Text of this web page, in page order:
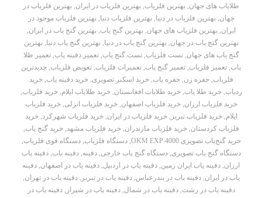
طلایاب های جهان, بهترین فلزیاب, بهترین فلزیاب در ایران, بهترین فلزیاب در
جهان,بهترین فلزیاب در دنیا,بهترین فلزیاب دنیا,بهترین فلزیاب موجود در
ایران,بهترین فلزیاب های جهان,بهترین گنج یاب,بهترین گنج یاب در ایران,
بهترین گنج یاب در جهان,بهترین گنج یاب در دنیا,بهترین گنج یاب دنیا,بهترین
گنج یاب های جهان,تست فلزیاب,تست گنج یاب,تعمیر دفینه یاب,تعمیر طلا
یاب, تعمیر فلزیاب, تعمیر گنج یاب, تعمیرات فلزیاب, تعویض فلزیاب, جدیدترین
فلزیاب,حفره زن,حفره یاب,خرید اسکنر تصویری,خرید دفینه یاب,خرید
ردیاب,خرید طلا یاب,خرید طلایاب افغانستان,خرید طلایاب ایلام,خرید فلزیاب,
خرید فلزیاب ارزان,خرید فلزیاب اصفهان,خرید فلزیاب انزلی,خرید فلزیاب
ایلام,خرید فلزیاب تبریز ,خرید فلزیاب در ایران,خرید فلزیاب شهرکرد,خرید
فلزیاب کردستان,خرید فلزیاب مازندران,خرید فلزیاب مشهد,خرید گنج یاب,
خرید گنج‌یاب تصویری OKM EXP 4000
,دستگاه فلزیاب,دستگاه قوی فلزیاب,
دستگاه گنج یاب تصویری,دستگاه گنج یاب خارجی,دفینه,دفینه یاب,دفینه یاب
ارزان, دفینه یاب ایران زمین, دفینه یاب در اردبیل, دفینه یاب در اصفهان, دفینه
یاب در ایران,دفینه یاب در بندرعباس,دفینه یاب در تبریز ,دفینه یاب در تهران,
دفینه یاب در رشت,دفینه یاب در شمال,دفینه یاب در شیراز ,دفینه یاب در